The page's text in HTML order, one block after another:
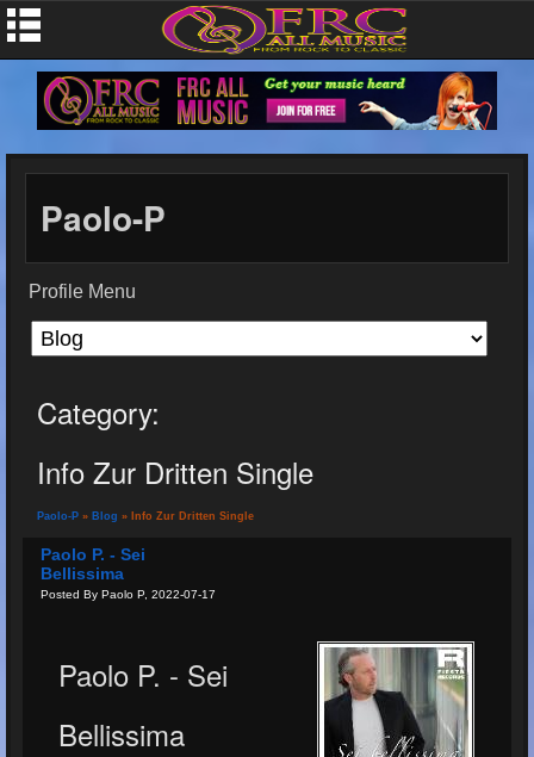
Paolo-P
Profile Menu
Category:
Info Zur Dritten Single
Paolo-P » Blog » Info Zur Dritten Single
Paolo P. - Sei
Bellissima
Posted By Paolo P, 2022-07-17
Paolo P. - Sei
Bellissima